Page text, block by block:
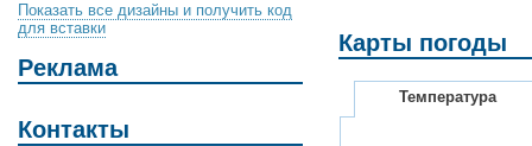
Показать все дизайны и получить код
для вставки
Реклама
Контакты
Карты погоды
Температура